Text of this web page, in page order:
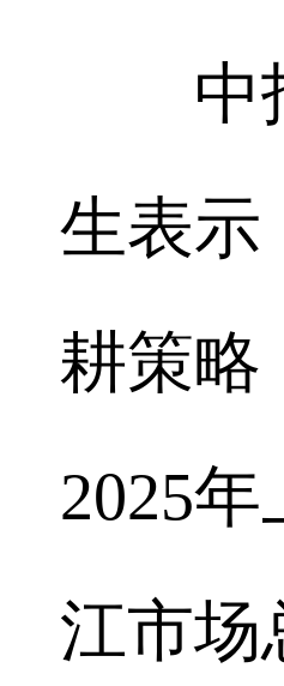
中指
生表示
耕策略
2025
江市场